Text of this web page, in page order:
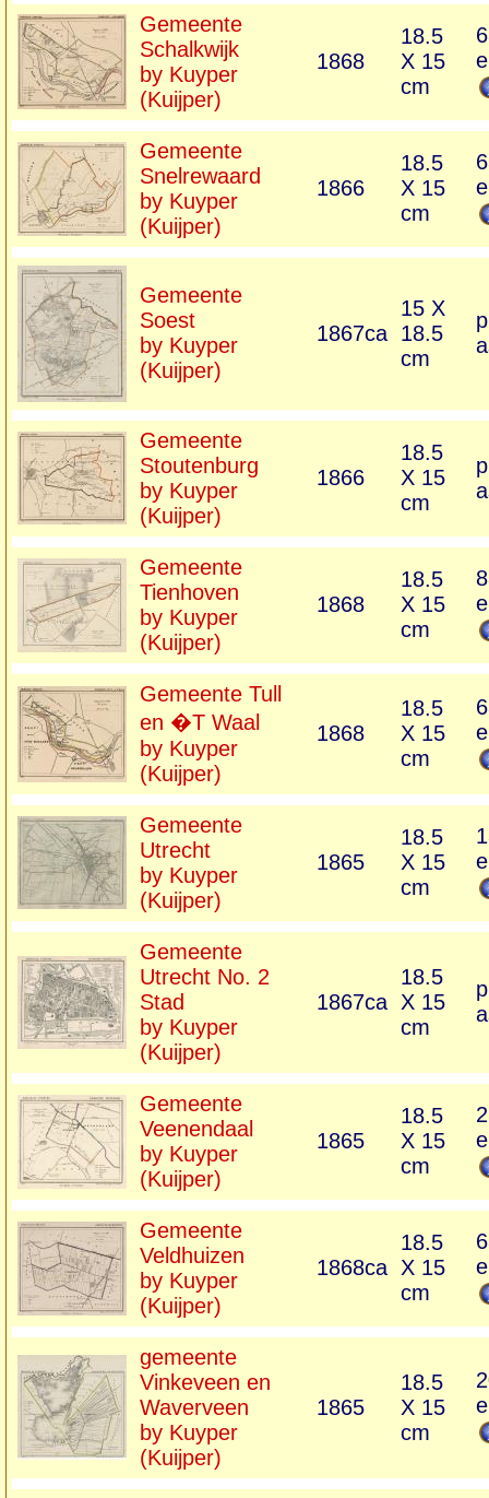
Gemeente
Schalkwijk
by Kuyper
(Kuijper)
1868
18.5
X 15
cm
Gemeente
Snelrewaard
by Kuyper
(Kuijper)
1866
18.5
X 15
cm
Gemeente
Soest
by Kuyper
(Kuijper)
1867ca
15 X
18.5
cm
Gemeente
Stoutenburg
by Kuyper
(Kuijper)
1866
18.5
X 15
cm
Gemeente
Tienhoven
by Kuyper
(Kuijper)
1868
18.5
X 15
cm
Gemeente Tull
en �T Waal
by Kuyper
(Kuijper)
1868
18.5
X 15
cm
Gemeente
Utrecht
by Kuyper
(Kuijper)
1865
18.5
X 15
cm
Gemeente
Utrecht No. 2
Stad
by Kuyper
(Kuijper)
1867ca
18.5
X 15
cm
Gemeente
Veenendaal
by Kuyper
(Kuijper)
1865
18.5
X 15
cm
Gemeente
Veldhuizen
by Kuyper
(Kuijper)
1868ca
18.5
X 15
cm
gemeente
Vinkeveen en
Waverveen
by Kuyper
(Kuijper)
1865
18.5
X 15
cm